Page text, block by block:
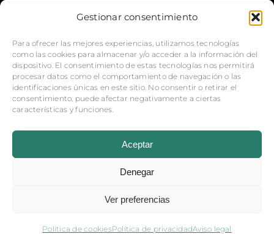
Gestionar consentimiento
Para ofrecer las mejores experiencias, utilizamos tecnologías
como las cookies para almacenar y/o acceder a la información del
dispositivo. El consentimiento de estas tecnologías nos permitirá
procesar datos como el comportamiento de navegación o las
identificaciones únicas en este sitio. No consentir o retirar el
consentimiento, puede afectar negativamente a ciertas
características y funciones.
Aceptar
Denegar
Ver preferencias
Política de cookiesPolítica de privacidadAviso legal
secossequitos@gmail.com
Lun-Vier: 9:00 – 18:00 h.
S.C.